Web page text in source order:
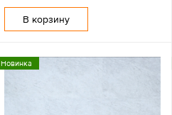
В корзину
Новинка